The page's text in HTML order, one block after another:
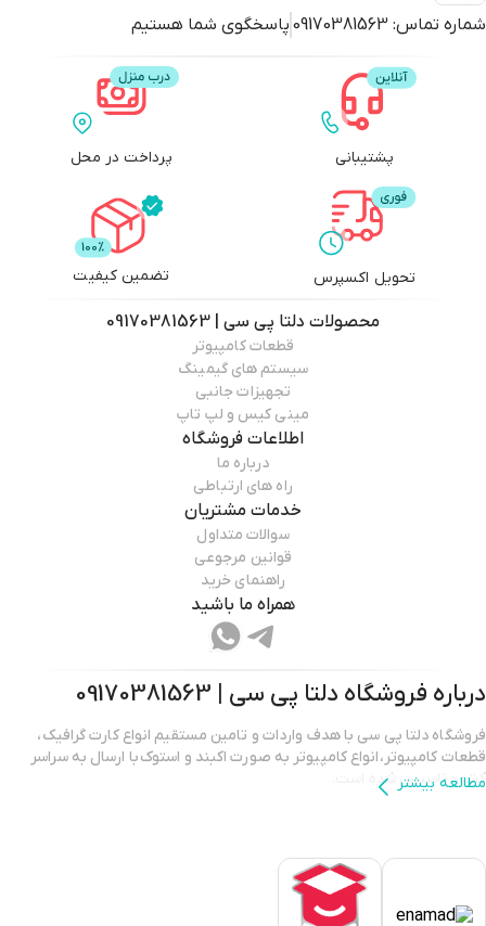
شماره تماس: 09170381563 پاسخگوی شما هستیم
پشتیبانی پرداخت در محل
تحویل اکسپرس تضمین کیفیت
محصولات دلتا پی سی | 09170381563
قطعات کامپیوتر
سیستم های گیمینگ
تجهیزات جانبی
مینی کیس و لپ تاپ
اطلاعات فروشگاه
درباره ما
راه های ارتباطی
خدمات مشتریان
سوالات متداول
قوانین مرجوعی
راهنمای خرید
همراه ما باشید
درباره فروشگاه دلتا پی سی | 09170381563
فروشگاه دلتا پی سی با هدف واردات و تامین مستقیم انواع کارت گرافیک،
قطعات کامپیوتر،انواع کامپیوتر به صورت اکبند و استوک با ارسال به سراسر
کشور تاسیس شده است.
مطالعه بیشتر